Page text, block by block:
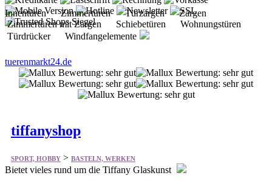
Innentüren Zimmertüren Türzargen Zargen
Zimmertüren mit Zargen Schiebetüren Wohnungstüren
Türdrücker Windfangelemente
tuerenmarkt24.de
tiffanyshop
SPORT, HOBBY > BASTELN, WERKEN
Bietet vieles rund um die Tiffany Glaskunst